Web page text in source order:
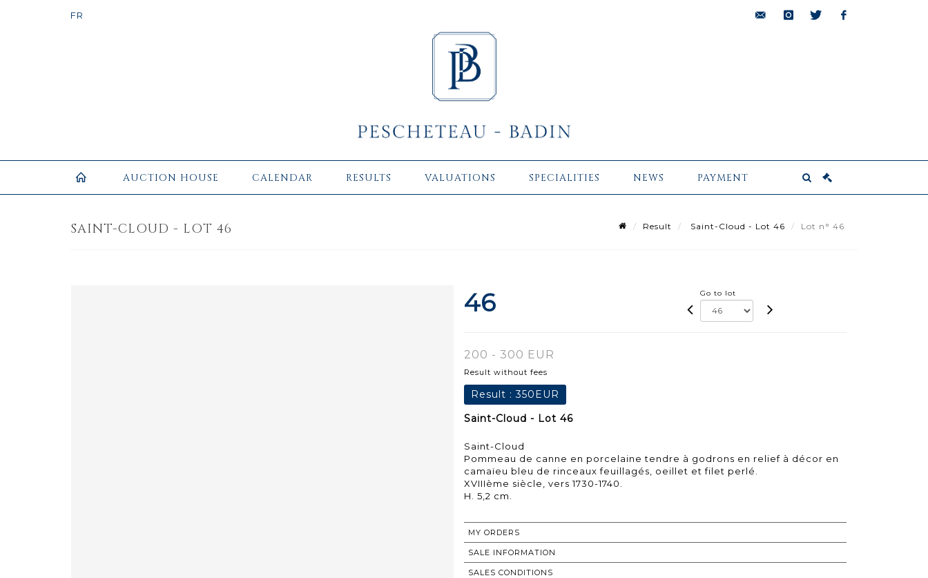
AUCTION HOUSE CALENDAR RESULTS VALUATIONS SPECIALITIES NEWS PAYMENT
SAINT-CLOUD - LOT 46 Result Saint-Cloud - Lot 46 Lot n° 46
46 Go to lot
200 - 300 EUR
Result without fees
Result :350EUR
Saint-Cloud - Lot 46
Saint-Cloud
Pommeau de canne en porcelaine tendre à godrons en relief à décor en
camaïeu bleu de rinceaux feuillagés, oeillet et filet perlé.
XVIIIème siècle, vers 1730-1740.
MY ORDERS
SALE INFORMATION
SALES CONDITIONS